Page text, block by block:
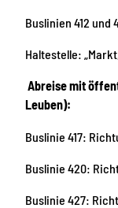
Buslinien 412 und
Haltestelle:
Abreise mit
Leuben):
Buslinie 417:
Buslinie 420:
Buslinie 427: